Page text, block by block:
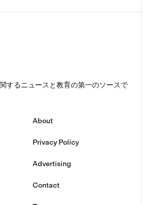
するニュースと教育の第一のソースで
About
Privacy Policy
Advertising
Contact